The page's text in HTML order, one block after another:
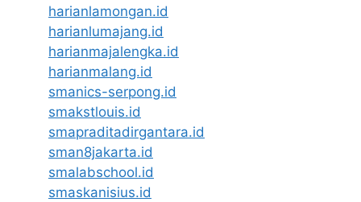
harianlamongan.id
harianlumajang.id
harianmajalengka.id
harianmalang.id
smanics-serpong.id
smakstlouis.id
smapraditadirgantara.id
sman8jakarta.id
smalabschool.id
smaskanisius.id